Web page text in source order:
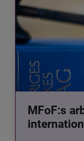
MFoF:s